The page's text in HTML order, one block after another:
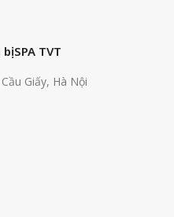
SPA TVT
Giấy, Hà Nội